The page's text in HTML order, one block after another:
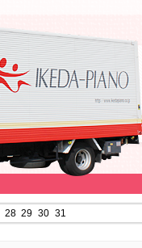
28 29 30 31